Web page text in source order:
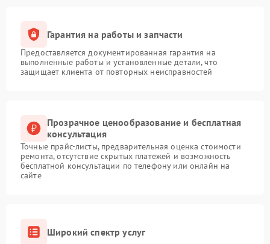
Гарантия на работы и запчасти
Предоставляется документированная гарантия на
выполненные работы и установленные детали, что
защищает клиента от повторных неисправностей
Прозрачное ценообразование и бесплатная
консультация
Точные прайс-листы, предварительная оценка стоимости
ремонта, отсутствие скрытых платежей и возможность
бесплатной консультации по телефону или онлайн на
сайте
Широкий спектр услуг